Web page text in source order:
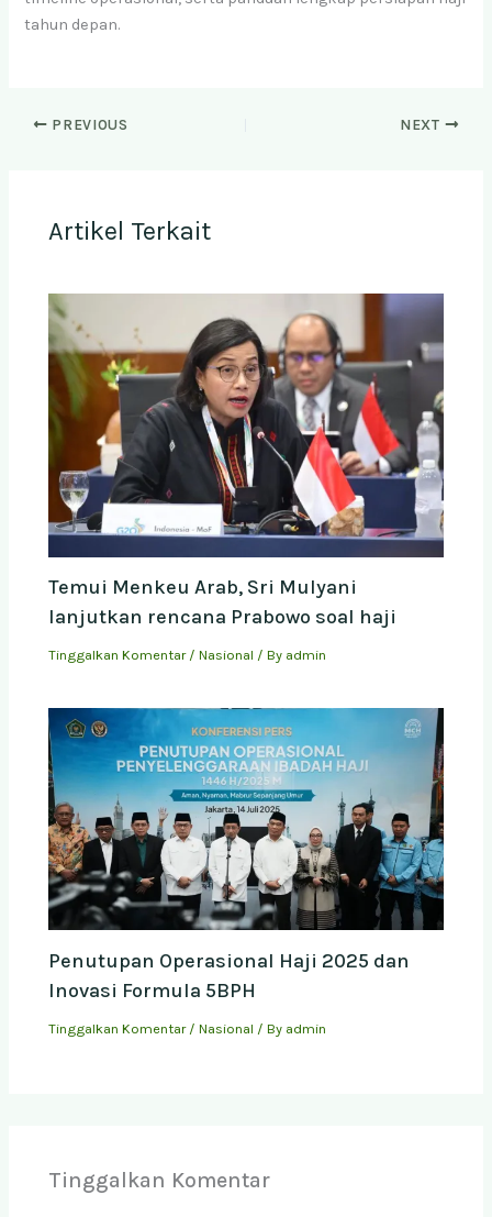
tahun depan.
PREVIOUS NEXT
Artikel Terkait
Temui Menkeu Arab, Sri Mulyani
lanjutkan rencana Prabowo soal haji
Tinggalkan Komentar /Nasional / By admin
Penutupan Operasional Haji 2025 dan
Inovasi Formula 5BPH
Tinggalkan Komentar /Nasional / By admin
Tinggalkan Komentar